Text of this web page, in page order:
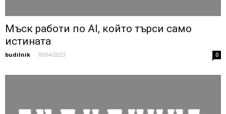
Мъск работи по AI, който търси само
истината
budilnik - 18/04/2023 0